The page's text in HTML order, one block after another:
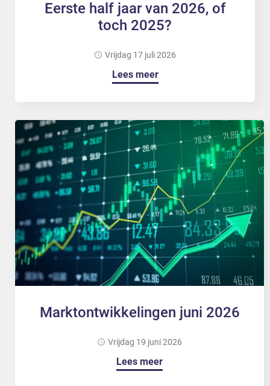
Eerste half jaar van 2026, of
toch 2025?
vrijdag 17 juli 2026
Lees meer
Marktontwikkelingen juni 2026
vrijdag 19 juni 2026
Lees meer